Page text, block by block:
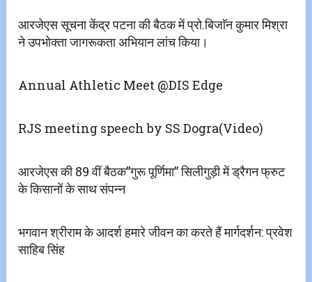
आरजेएस सूचना केंद्र पटना की बैठक में प्रो.बिजाॅन कुमार मिश्रा
ने उपभोक्ता जागरूकता अभियान लांच किया।
Annual Athletic Meet @DIS Edge
RJS meeting speech by SS Dogra(Video)
आरजेएस की 89 वीं बैठक”गुरू पूर्णिमा” सिलीगुड़ी में ड्रैगन फ्रुट
के किसानों के साथ संपन्न
भगवान श्रीराम के आदर्श हमारे जीवन का करते हैं मार्गदर्शन: प्रवेश
साहिब सिंह